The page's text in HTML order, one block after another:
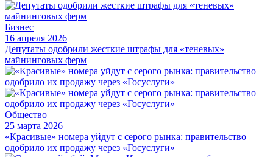
Бизнес
16 апреля 2026
Депутаты одобрили жесткие штрафы для «теневых»
майнинговых ферм
Общество
25 марта 2026
«Красивые» номера уйдут с серого рынка: правительство
одобрило их продажу через «Госуслуги»